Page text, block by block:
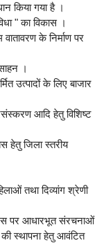
किया गया है ।
" का विकास ।
के निर्माण पर
।
उत्पादों के लिए बाजार
आदि हेतु विशिष्ट
हेतु जिला स्तरीय
तथा दिव्यांग श्रेणी
इस पर आधारभूत संरचनाओं
स्थापना हेतु आवंटित